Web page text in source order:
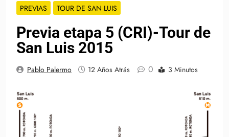
PREVIAS TOUR DE SAN LUIS
Previa etapa 5 (CRI)-Tour de
San Luis 2015
Pablo Palermo 12 Años Atrás 0 3 Minutos